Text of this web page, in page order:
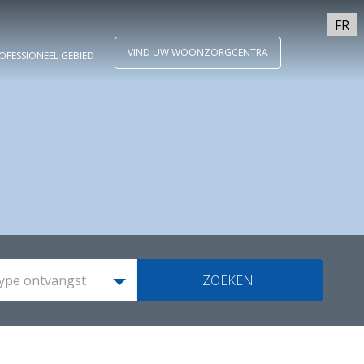
FR
GEBIED VIND UW WOONZORGCENTRA
ontvangst ZOEKEN